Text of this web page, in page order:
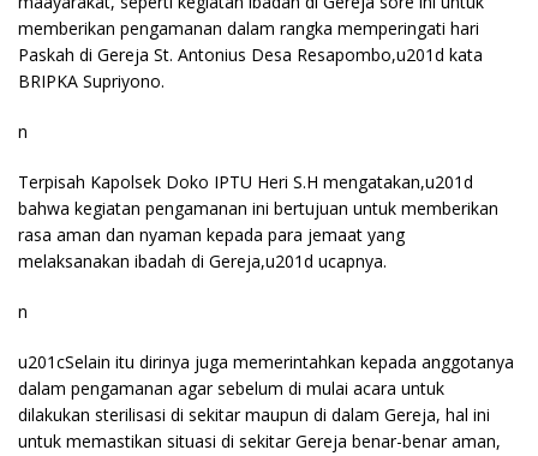
memberikan pengamanan dalam rangka memperingati hari
Paskah di Gereja St. Antonius Desa Resapombo,u201d kata
BRIPKA Supriyono.
n
Terpisah Kapolsek Doko IPTU Heri S.H mengatakan,u201d
bahwa kegiatan pengamanan ini bertujuan untuk memberikan
rasa aman dan nyaman kepada para jemaat yang
melaksanakan ibadah di Gereja,u201d ucapnya.
n
u201cSelain itu dirinya juga memerintahkan kepada anggotanya
dalam pengamanan agar sebelum di mulai acara untuk
dilakukan sterilisasi di sekitar maupun di dalam Gereja, hal ini
untuk memastikan situasi di sekitar Gereja benar-benar aman,